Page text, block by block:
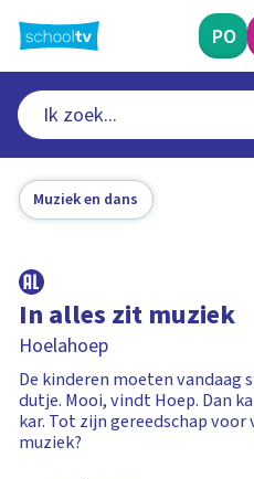
naar
hoofdinhoud
PO
Muziek en dans
In alles zit muziek
Hoelahoep
De kinderen moeten vandaag
dutje. Mooi, vindt Hoep. Dan
kar. Tot zijn gereedschap
muziek?